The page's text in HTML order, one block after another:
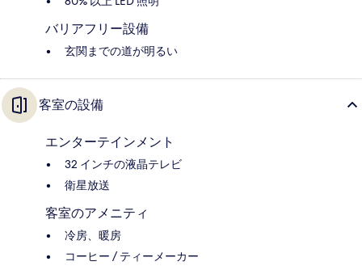
バリアフリー設備
玄関までの道が明るい
客室の設備
エンターテインメント
32 インチの液晶テレビ
衛星放送
客室のアメニティ
冷房、暖房
コーヒー / ティーメーカー